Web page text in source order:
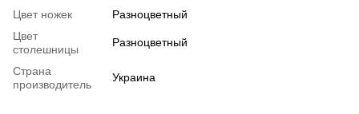
Цвет ножек
Разноцветный
Цвет
столешницы
Разноцветный
Страна
производитель
Украина